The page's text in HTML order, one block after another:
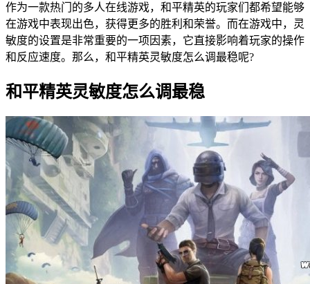
作为一款热门的多人在线游戏，和平精英的玩家们都希望能够
在游戏中表现出色，获得更多的胜利和荣誉。而在游戏中，灵
敏度的设置是非常重要的一项因素，它直接影响着玩家的操作
和反应速度。那么，和平精英灵敏度怎么调最稳呢?
和平精英灵敏度怎么调最稳